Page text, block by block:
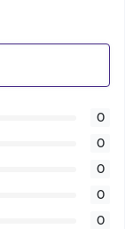
0
0
0
0
0